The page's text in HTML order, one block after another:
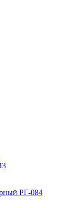
РГ-084